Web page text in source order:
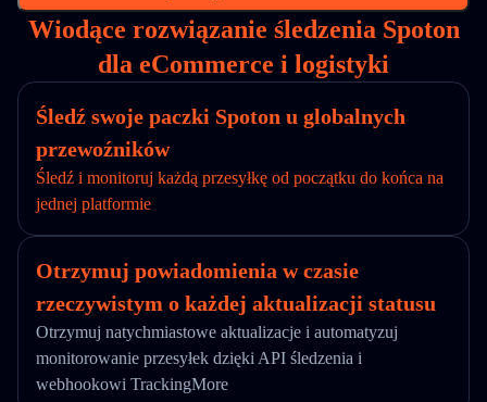
Wiodące rozwiązanie śledzenia Spoton
dla eCommerce i logistyki
Śledź swoje paczki Spoton u globalnych
przewoźników
Śledź i monitoruj każdą przesyłkę od początku do końca na
jednej platformie
Otrzymuj powiadomienia w czasie
rzeczywistym o każdej aktualizacji statusu
Otrzymuj natychmiastowe aktualizacje i automatyzuj
monitorowanie przesyłek dzięki API śledzenia i
webhookowi TrackingMore